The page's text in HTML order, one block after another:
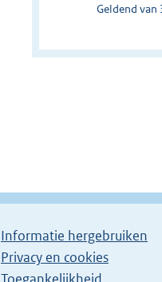
Geldend
Informatie hergebruiken
Privacy en cookies
Toegankelijkheid